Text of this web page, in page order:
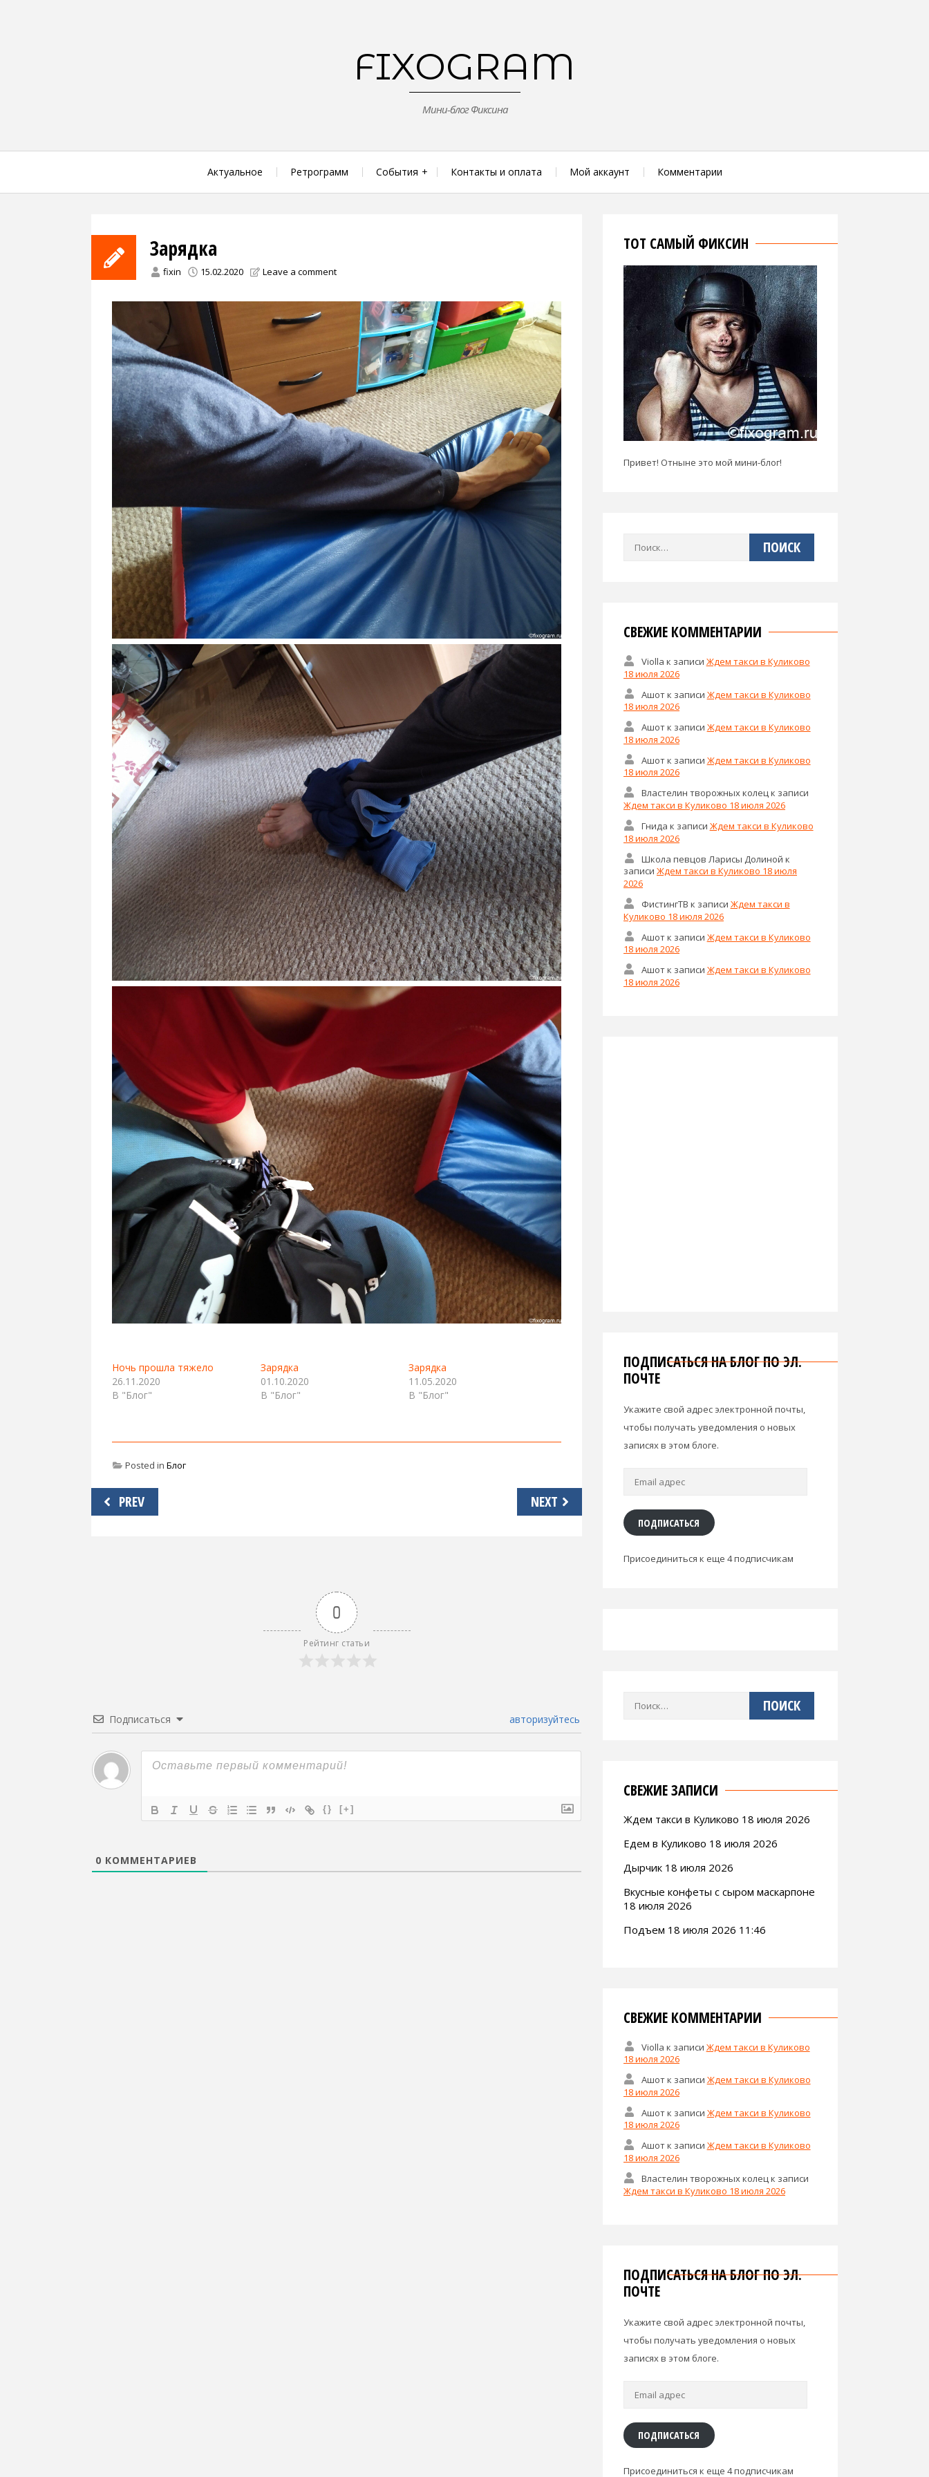
FIXOGRAM
Мини-блог Фиксина
Актуальное Ретрограмм События Контакты и оплата Мой аккаунт Комментарии
Зарядка
fixin 15.02.2020 Leave a comment
Ночь прошла тяжело
26.11.2020
В "Блог"
Зарядка
01.10.2020
В "Блог"
Зарядка
11.05.2020
В "Блог"
Posted in Блог
Навигация
по
PREV NEXT
0
Рейтинг статьи
Подписаться авторизуйтесь
{} [+]
0 КОММЕНТАРИЕВ
ТОТ САМЫЙ ФИКСИН
Привет! Отныне это мой мини-блог!
Найти:
СВЕЖИЕ КОММЕНТАРИИ
Violla к записи Ждем такси в Куликово
18 июля 2026
Ашотк записи Ждем такси в Куликово
18 июля 2026
Ашотк записи Ждем такси в Куликово
18 июля 2026
Ашотк записи Ждем такси в Куликово
18 июля 2026
Властелин творожных колецк записи
Ждем такси в Куликово 18 июля 2026
Гнида к записи Ждем такси в Куликово
18 июля 2026
Школа певцов Ларисы Долиной к
записи Ждем такси в Куликово 18 июля
2026
ФистингТВ к записи Ждем такси в
Куликово 18 июля 2026
Ашотк записи Ждем такси в Куликово
18 июля 2026
Ашотк записи Ждем такси в Куликово
18 июля 2026
ПОДПИСАТЬСЯ НА БЛОГ ПО ЭЛ.
ПОЧТЕ
Укажите свой адрес электронной почты,
чтобы получать уведомления о новых
записях в этом блоге.
Email
ПОДПИСАТЬСЯ
Присоединиться к еще 4 подписчикам
СВЕЖИЕ ЗАПИСИ
Ждем такси в Куликово 18 июля 2026
Едем в Куликово 18 июля 2026
Дырчик 18 июля 2026
Вкусные конфеты с сыром маскарпоне
18 июля 2026
Подъем 18 июля 2026 11:46
СВЕЖИЕ КОММЕНТАРИИ
Violla к записи Ждем такси в Куликово
18 июля 2026
Ашотк записи Ждем такси в Куликово
18 июля 2026
Ашотк записи Ждем такси в Куликово
18 июля 2026
Ашотк записи Ждем такси в Куликово
18 июля 2026
Властелин творожных колец к записи
Ждем такси в Куликово 18 июля 2026
ПОДПИСАТЬСЯ НА БЛОГ ПО ЭЛ.
ПОЧТЕ
Укажите свой адрес электронной почты,
чтобы получать уведомления о новых
записях в этом блоге.
ПОДПИСАТЬСЯ
Присоединиться к еще 4 подписчикам